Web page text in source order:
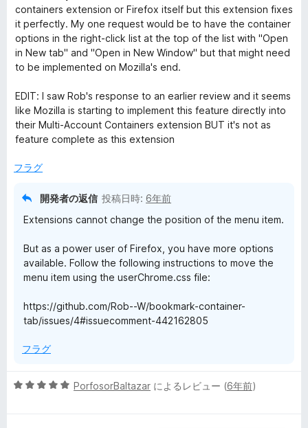
5
の
評
価
containers extension or Firefox itself but this extension fixes
it perfectly. My one request would be to have the container
options in the right-click list at the top of the list with "Open
in New tab" and "Open in New Window" but that might need
to be implemented on Mozilla's end.
EDIT: I saw Rob's response to an earlier review and it seems
like Mozilla is starting to implement this feature directly into
their Multi-Account Containers extension BUT it's not as
feature complete as this extension
フラグ
開発者の返信 投稿日時: 6年前
Extensions cannot change the position of the menu item.
But as a power user of Firefox, you have more options
available. Follow the following instructions to move the
menu item using the userChrome.css file:
https://github.com/Rob--W/bookmark-container-
tab/issues/4#issuecomment-442162805
フラグ
5
PorfosorBaltazar によるレビュー (6年前)